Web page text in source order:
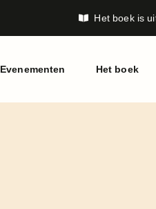
Het boek is
Evenementen Het boek